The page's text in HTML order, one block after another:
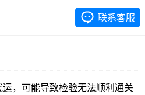
联系客服
，可能导致检验无法顺利通关